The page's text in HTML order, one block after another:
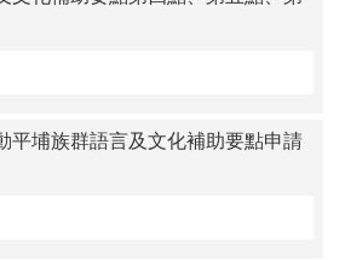
平埔族群語言及文化補助要點申請